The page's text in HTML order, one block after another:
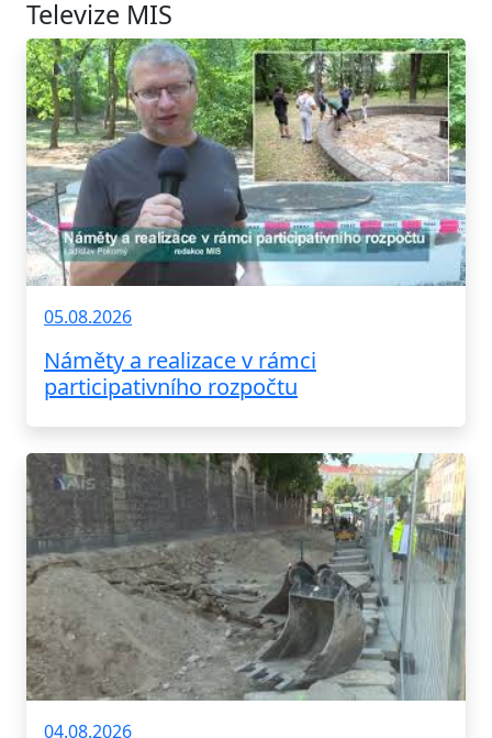
Televize MIS
05.08.2026
Náměty a realizace v rámci
participativního rozpočtu
04.08.2026